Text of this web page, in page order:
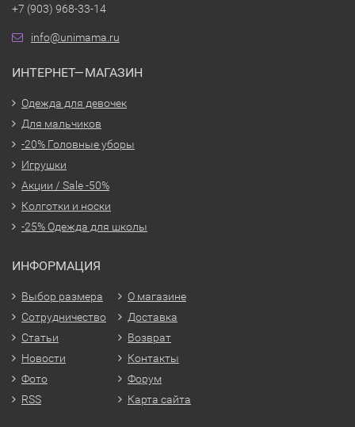
+7 (903) 968-33-14
info@unimama.ru
ИНТЕРНЕТ—МАГАЗИН
Одежда для девочек
Для мальчиков
-20% Головные уборы
Игрушки
Акции / Sale -50%
Колготки и носки
-25% Одежда для школы
ИНФОРМАЦИЯ
Выбор размера
Сотрудничество
Статьи
Новости
Фото
RSS
О магазине
Доставка
Возврат
Контакты
Форум
Карта сайта